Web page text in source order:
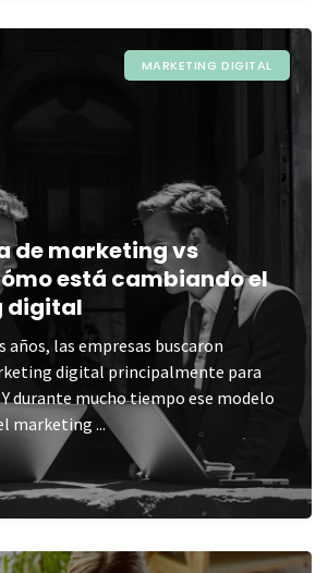
MARKETING DIGITAL
de marketing vs
está cambiando el
digital
años, las empresas buscaron
digital principalmente para
durante mucho tiempo ese modelo
marketing ...